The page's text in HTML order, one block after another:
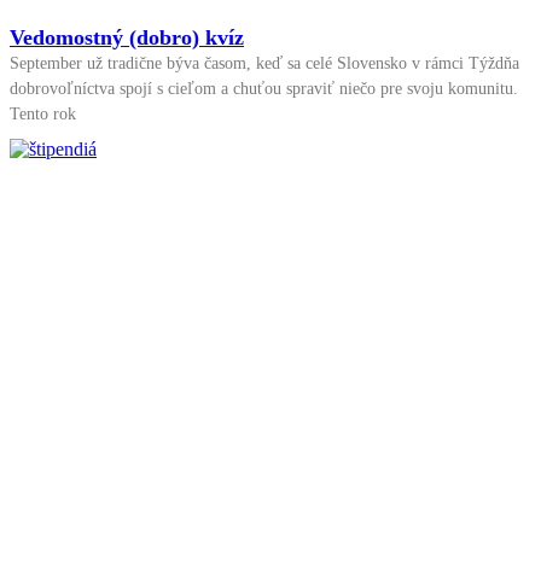
Vedomostný (dobro) kvíz
September už tradične býva časom, keď sa celé Slovensko v rámci Týždňa
dobrovoľníctva spojí s cieľom a chuťou spraviť niečo pre svoju komunitu.
Tento rok